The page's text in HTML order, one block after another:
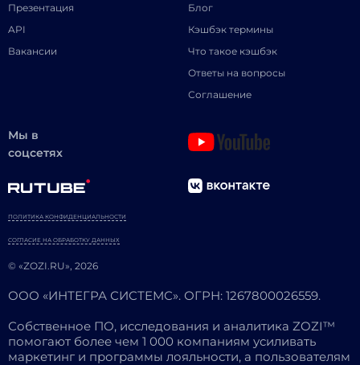
Презентация
API
Вакансии
Блог
Кэшбэк термины
Что такое кэшбэк
Ответы на вопросы
Соглашение
Мы в
соцсетях
© «ZOZI.RU», 2026
ПОЛИТИКА КОНФИДЕНЦИАЛЬНОСТИ
СОГЛАСИЕ НА ОБРАБОТКУ ДАННЫХ
ООО «ИНТЕГРА СИСТЕМС». ОГРН: 1267800026559.
Собственное ПО, исследования и аналитика ZOZI™
помогают более чем 1 000 компаниям усиливать
маркетинг и программы лояльности, а пользователям